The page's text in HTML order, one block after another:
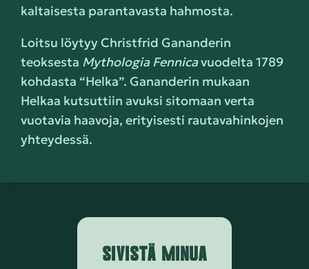
kaltaisesta parantavasta hahmosta.
Loitsu löytyy Christfrid Gananderin
teoksesta Mythologia Fennicavuodelta 1789
kohdasta “Helka”. Gananderin mukaan
Helkaa kutsuttiin avuksi sitomaan verta
vuotavia haavoja, erityisesti rautavahinkojen
yhteydessä.
SIVISTÄ MINUA